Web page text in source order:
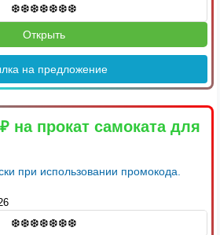
Открыть
на предложение
на прокат самоката для
при использовании промокода.